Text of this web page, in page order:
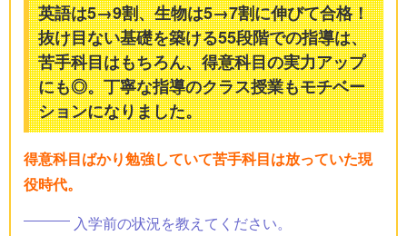
英語は5→9割、生物は5→7割に伸びて合格！
抜け目ない基礎を築ける55段階での指導は、
苦手科目はもちろん、得意科目の実力アップ
にも◎。丁寧な指導のクラス授業もモチベー
ションになりました。
得意科目ばかり勉強していて苦手科目は放っていた現
役時代。
入学前の状況を教えてください。